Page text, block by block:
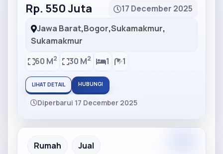
Rp. 550 Juta
17 December 2025
Jawa Barat,Bogor,Sukamakmur,
Sukamakmur
60 M2 30 M2 1 1
LIHAT DETAIL HUBUNGI
Diperbarui 17 December 2025
Partner Ad
Rumah Jual